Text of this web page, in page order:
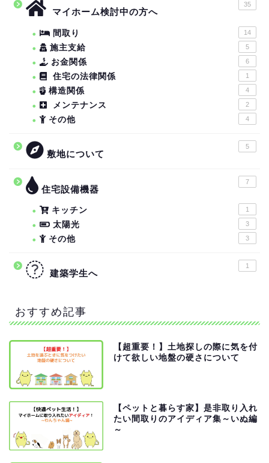
マイホーム検討中の方へ
35
間取り 14
施主支給 5
お金関係 6
住宅の法律関係 1
構造関係 4
メンテナンス 2
その他 4
敷地について
5
住宅設備機器
7
キッチン 1
太陽光 3
その他 3
建築学生へ
1
おすすめ記事
【超重要！】土地探しの際に気を付
けて欲しい地盤の硬さについて
【ペットと暮らす家】是非取り入れ
たい間取りのアイディア集～いぬ編
～